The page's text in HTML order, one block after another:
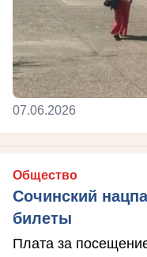
07.06.2026
Общество
Сочинский
билеты
Плата за